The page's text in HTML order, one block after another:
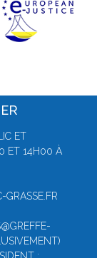
ET
ET 14H00 À
GRASSE.FR